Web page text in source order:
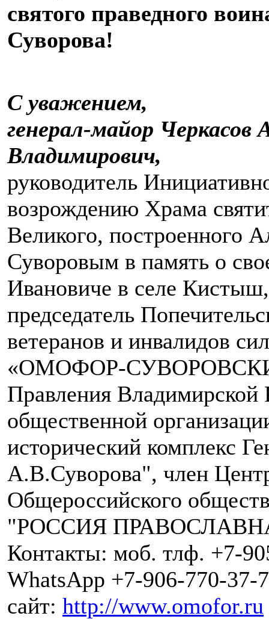
святого праведного
Суворова!
С уважением,
генерал-майор Черкасов
Владимирович,
руководитель
возрождению Храма
Великого, построенного
Суворовым в память о
Ивановиче в селе Кистыш,
председатель
ветеранов и инвалидов
«ОМОФОР-
Правления Владимирской
общественной
исторический комплекс
А.В.Суворова", член
Общероссийского
"РОССИЯ
Контакты: моб. тлф. +7-
WhatsApp +7-906-770-37-
сайт: http://www.omofor.ru